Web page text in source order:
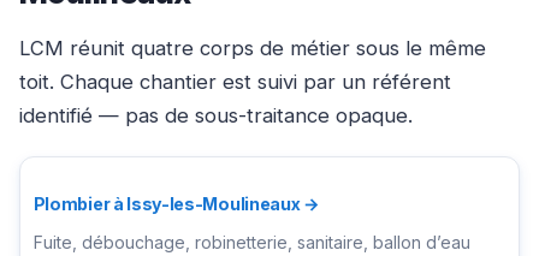
LCM réunit quatre corps de métier sous le même
toit. Chaque chantier est suivi par un référent
identifié — pas de sous-traitance opaque.
Plombier à Issy-les-Moulineaux →
Fuite, débouchage, robinetterie, sanitaire, ballon d’eau